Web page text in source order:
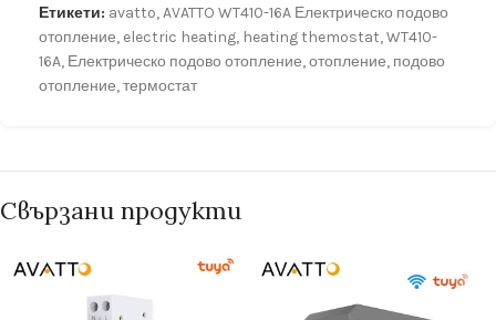
Етикети: avatto,AVATTO WT410-16A Електрическо подово
отопление, electric heating, heating themostat,WT410-
16A, Електрическо подово отопление,отопление, подово
отопление,термостат
Свързани продукти